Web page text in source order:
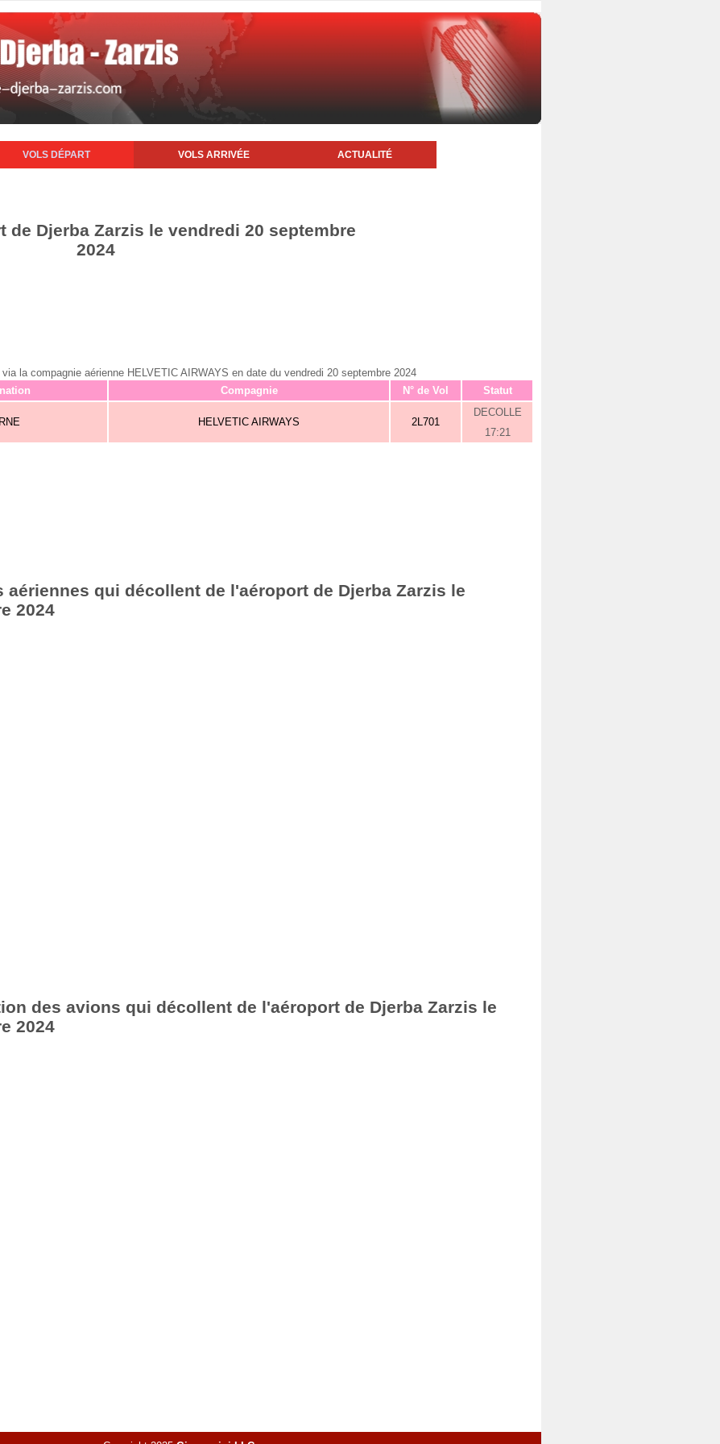
VOLS DÉPART VOLS ARRIVÉE ACTUALITÉ
de Djerba Zarzis le vendredi 20 septembre
2024
la compagnie aérienne HELVETIC AIRWAYS en date du vendredi 20 septembre 2024
Compagnie N° de Vol Statut
HELVETIC AIRWAYS 2L701
DECOLLE
17:21
aériennes qui décollent de l'aéroport de Djerba Zarzis le
2024
des avions qui décollent de l'aéroport de Djerba Zarzis le
2024